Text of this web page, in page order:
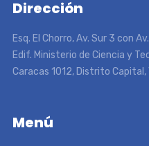
Dirección
Esq. El Chorro, Av. Sur 3 con
Edif. Ministerio de Ciencia y
Caracas 1012, Distrito Capital,
Menú